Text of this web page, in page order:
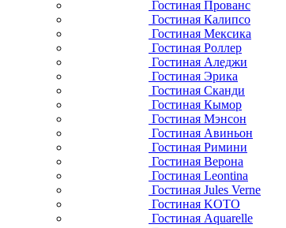
Гостиная Прованс
Гостиная Калипсо
Гостиная Мексика
Гостиная Роллер
Гостиная Аледжи
Гостиная Эрика
Гостиная Сканди
Гостиная Кымор
Гостиная Мэнсон
Гостиная Авиньон
Гостиная Римини
Гостиная Верона
Гостиная Leontina
Гостиная Jules Verne
Гостиная KOTO
Гостиная Aquarelle